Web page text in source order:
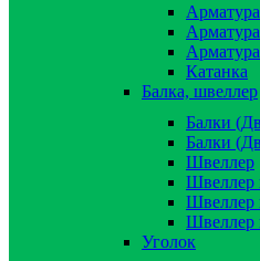
Катанка
Балка, швеллер
Балки
Балки
Швеллер
Швеллер
Швеллер
Швеллер
Уголок